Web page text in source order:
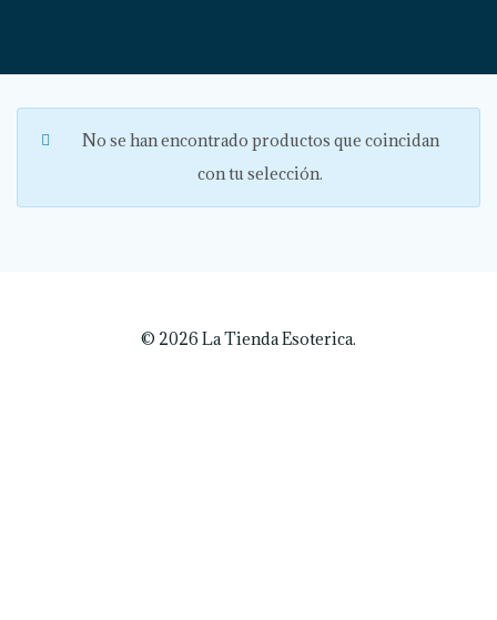
No se han encontrado productos que coincidan
con tu selección.
© 2026 La Tienda Esoterica.